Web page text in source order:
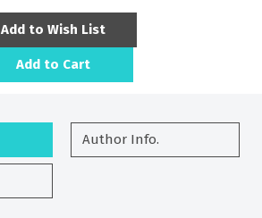
Add to Wish List
Add to Cart
Author Info.